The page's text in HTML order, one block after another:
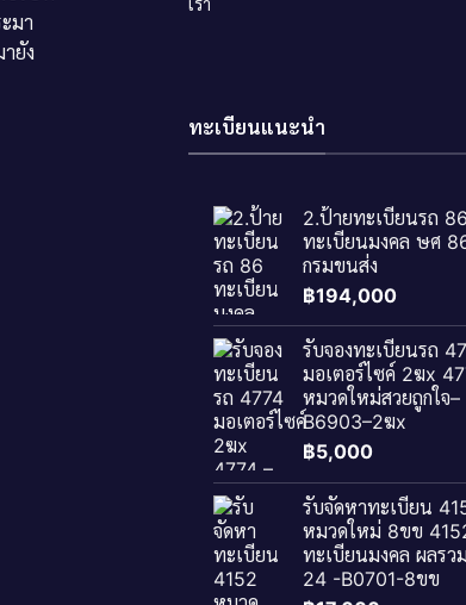
มา
ยัง
เรา
ทะเบียนแนะนำ
2.ป้ายทะเบียนรถ 86
ทะเบียนมงคล ษศ
กรมขนส่ง
฿194,000
รับจองทะเบียนรถ
มอเตอร์ไซค์ 2ฆx
หมวดใหม่สวยถูกใจ–
B6903–2ฆx
฿5,000
รับจัดหาทะเบียน
หมวดใหม่ 8ขข
ทะเบียนมงคล ผลรว
24 -B0701-8ขข